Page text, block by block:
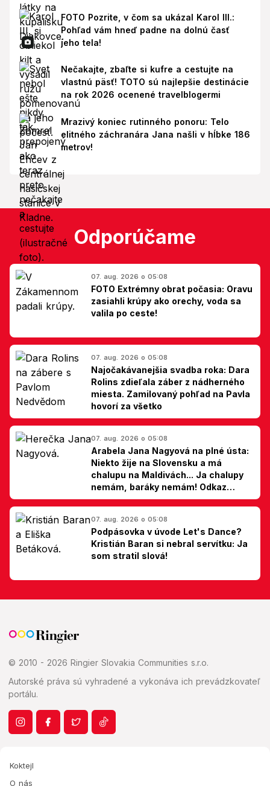
FOTO Pozrite, v čom sa ukázal Karol III.:
Pohľad vám hneď padne na dolnú časť
jeho tela!
Nečakajte, zbaľte si kufre a cestujte na
vlastnú päsť! TOTO sú najlepšie destinácie
na rok 2026 ocenené travelblogermi
Mrazivý koniec rutinného ponoru: Telo
elitného záchranára Jana našli v hĺbke 186
metrov!
Odporúčame
07. aug. 2026 o 05:08
FOTO Extrémny obrat počasia: Oravu
zasiahli krúpy ako orechy, voda sa
valila po ceste!
07. aug. 2026 o 05:08
Najočakávanejšia svadba roka: Dara
Rolins zdieľala záber z nádherného
miesta. Zamilovaný pohľad na Pavla
hovorí za všetko
07. aug. 2026 o 05:08
Arabela Jana Nagyová na plné ústa:
Niekto žije na Slovensku a má
chalupu na Maldivách... Ja chalupy
nemám, baráky nemám! Odkaz
Slovákom
07. aug. 2026 o 05:08
Podpásovka v úvode Let's Dance?
Kristián Baran si nebral servítku: Ja
som stratil slová!
© 2010 - 2026 Ringier Slovakia Communities s.r.o.
Autorské práva sú vyhradené a vykonáva ich prevádzkovateľ
portálu.
Koktejl
O nás